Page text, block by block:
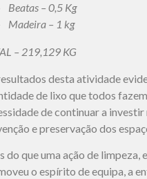
Beatas – 0,5 Kg
Madeira – 1 kg
– 219,129 KG
desta atividade
de lixo que todos
de continuar a investir
e preservação dos
do que uma ação de limpeza,
o espírito de equipa, a